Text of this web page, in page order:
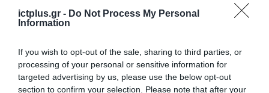
ictplus.gr - Do Not Process My Personal
Information
If you wish to opt-out of the sale, sharing to third parties, or
processing of your personal or sensitive information for
targeted advertising by us, please use the below opt-out
section to confirm your selection. Please note that after your
WBT42, για να καλύψει τις επικοινωνιακές
ανάγκες των εταιρειών κάθε μεγέθους με
SVC-WBT42 είναι ένα επαγγελματικό ασύρματο
ακουστικό Bluetooth V5.2, σχεδιασμένο για
επιχειρήσεις που […]